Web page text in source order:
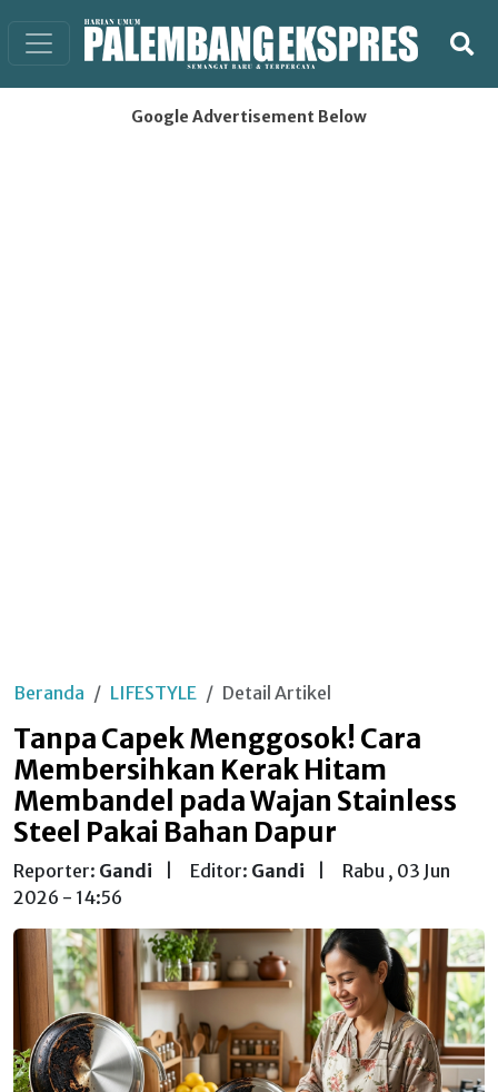
Google Advertisement Below
Beranda LIFESTYLE Detail Artikel
Tanpa Capek Menggosok! Cara
Membersihkan Kerak Hitam
Membandel pada Wajan Stainless
Steel Pakai Bahan Dapur
Reporter: Gandi Editor: Gandi
Rabu , 03 Jun
2026 - 14:56